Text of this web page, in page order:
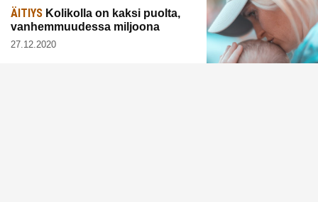
ÄITIYS Kolikolla on kaksi puolta,
vanhemmuudessa miljoona
27.12.2020